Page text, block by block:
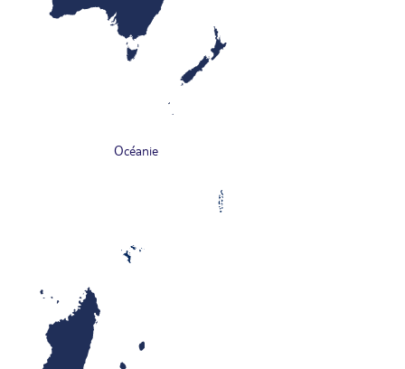
Océanie